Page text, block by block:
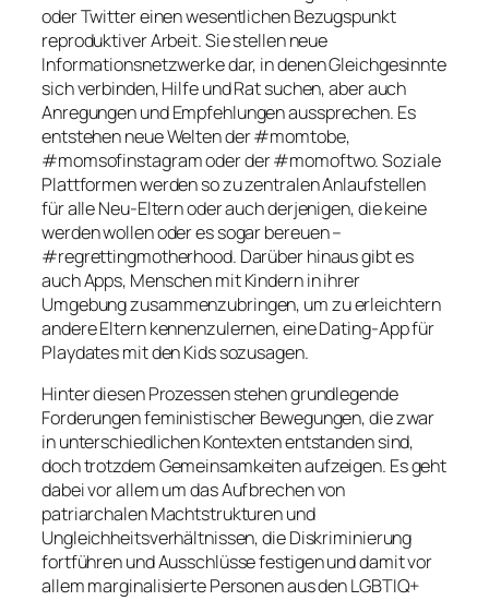
oder Twitter einen wesentlichen Bezugspunkt
reproduktiver Arbeit. Sie stellen neue
Informationsnetzwerke dar, in denen Gleichgesinnte
sich verbinden, Hilfe und Rat suchen, aber auch
Anregungen und Empfehlungen aussprechen. Es
entstehen neue Welten der #momtobe,
#momsofinstagram oder der #momoftwo. Soziale
Plattformen werden so zu zentralen Anlaufstellen
für alle Neu-Eltern oder auch derjenigen, die keine
werden wollen oder es sogar bereuen –
#regrettingmotherhood. Darüber hinaus gibt es
auch Apps, Menschen mit Kindern in ihrer
Umgebung zusammenzubringen, um zu erleichtern
andere Eltern kennenzulernen, eine Dating-App für
Playdates mit den Kids sozusagen.
Hinter diesen Prozessen stehen grundlegende
Forderungen feministischer Bewegungen, die zwar
in unterschiedlichen Kontexten entstanden sind,
doch trotzdem Gemeinsamkeiten aufzeigen. Es geht
dabei vor allem um das Aufbrechen von
patriarchalen Machtstrukturen und
Ungleichheitsverhältnissen, die Diskriminierung
fortführen und Ausschlüsse festigen und damit vor
allem marginalisierte Personen aus den LGBTIQ+